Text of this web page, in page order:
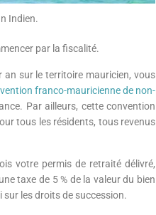
Indien.
par la fiscalité.
an sur le territoire mauricien, vous
franco-mauricienne de non-
Par ailleurs, cette convention
tous les résidents, tous revenus
votre permis de retraité délivré,
taxe de 5 % de la valeur du bien
sur les droits de succession.